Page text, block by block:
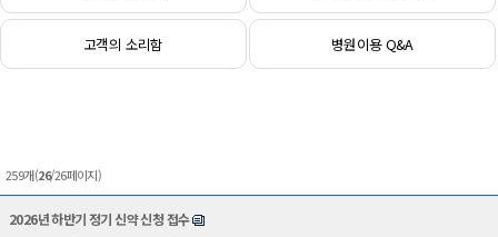
고객의 소리함 병원이용 Q&A
259개(26/26페이지)
2026년 하반기 정기 신약 신청 접수